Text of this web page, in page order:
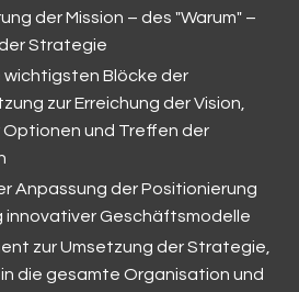
der Mission – des "Warum" –
Strategie
wichtigsten Blöcke der
zur Erreichung der Vision,
und Treffen der
Anpassung der Positionierung
innovativer Geschäftsmodelle
zur Umsetzung der Strategie,
die gesamte Organisation und